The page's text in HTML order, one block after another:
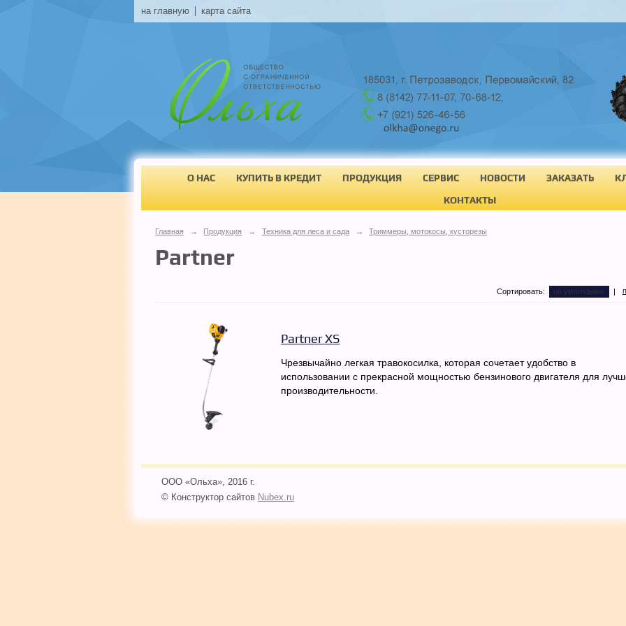
на главную карта сайта
О НАС КУПИТЬ В КРЕДИТ ПРОДУКЦИЯ СЕРВИС НОВОСТИ ЗАКАЗАТЬ
КОНТАКТЫ
Главная → Продукция → Техника для леса и сада → Триммеры, мотокосы, кусторезы
Partner
Сортировать: по умолчанию |
Partner XS
Чрезвычайно легкая травокосилка, которая сочетает удобство в
использовании с прекрасной мощностью бензинового двигателя для
производительности.
ООО «Ольха», 2016 г.
© Конструктор сайтов Nubex.ru